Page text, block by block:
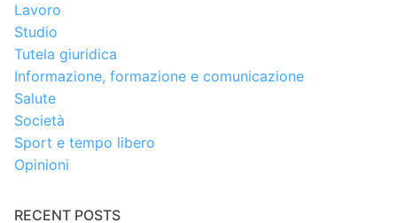
Lavoro
Studio
Tutela giuridica
Informazione, formazione e comunicazione
Salute
Società
Sport e tempo libero
Opinioni
RECENT POSTS